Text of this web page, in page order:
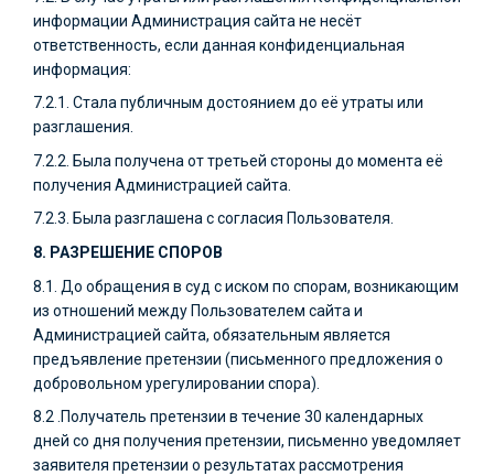
информации Администрация сайта не несёт
ответственность, если данная конфиденциальная
информация:
7.2.1. Стала публичным достоянием до её утраты или
разглашения.
7.2.2. Была получена от третьей стороны до момента её
получения Администрацией сайта.
7.2.3. Была разглашена с согласия Пользователя.
8. РАЗРЕШЕНИЕ СПОРОВ
8.1. До обращения в суд с иском по спорам, возникающим
из отношений между Пользователем сайта и
Администрацией сайта, обязательным является
предъявление претензии (письменного предложения о
добровольном урегулировании спора).
8.2 .Получатель претензии в течение 30 календарных
дней со дня получения претензии, письменно уведомляет
заявителя претензии о результатах рассмотрения